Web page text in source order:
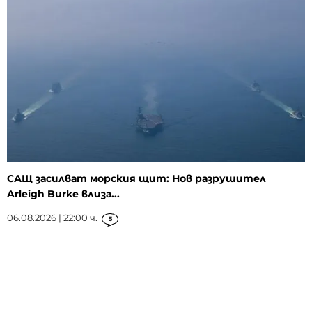
САЩ засилват морския щит: Нов разрушител
Arleigh Burke влиза...
06.08.2026 | 22:00 ч. 5